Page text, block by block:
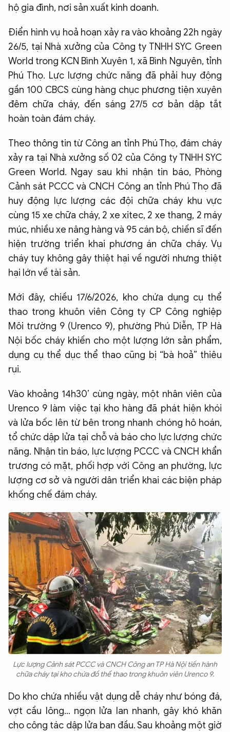
hộ gia đình, nơi sản xuất kinh doanh.
Điển hình vụ hoả hoạn xảy ra vào khoảng 22h ngày
26/5, tại Nhà xưởng của Công ty TNHH SYC Green
World trong KCN Bình Xuyên 1, xã Bình Nguyên, tỉnh
Phú Thọ. Lực lượng chức năng đã phải huy động
gần 100 CBCS cùng hàng chục phương tiện xuyên
đêm chữa cháy, đến sáng 27/5 cơ bản dập tắt
hoàn toàn đám cháy.
Theo thông tin từ Công an tỉnh Phú Thọ, đám cháy
xảy ra tại Nhà xưởng số 02 của Công ty TNHH SYC
Green World. Ngay sau khi nhận tin báo, Phòng
Cảnh sát PCCC và CNCH Công an tỉnh Phú Thọ đã
huy động lực lượng các đội chữa cháy khu vực
cùng 15 xe chữa cháy, 2 xe xitec, 2 xe thang, 2 máy
múc, nhiều xe nâng hàng và 95 cán bộ, chiến sĩ đến
hiện trường triển khai phương án chữa cháy. Vụ
cháy tuy không gây thiệt hại về người nhưng thiệt
hại lớn về tài sản.
Mới đây, chiều 17/6/2026, kho chứa dụng cụ thể
thao trong khuôn viên Công ty CP Công nghiệp
Môi trường 9 (Urenco 9), phường Phú Diễn, TP Hà
Nội bốc cháy khiến cho một lượng lớn sản phẩm,
dụng cụ thể dục thể thao cũng bị “bà hoả” thiêu
rụi.
Vào khoảng 14h30’ cùng ngày, một nhân viên của
Urenco 9 làm việc tại kho hàng đã phát hiện khói
và lửa bốc lên từ bên trong nhanh chóng hô hoán,
tổ chức dập lửa tại chỗ và báo cho lực lượng chức
năng. Nhận tin báo, lực lượng PCCC và CNCH khẩn
trương có mặt, phối hợp với Công an phường, lực
lượng cơ sở và người dân triển khai các biện pháp
khống chế đám cháy.
Lực lượng Cảnh sát PCCC và CNCH Công an TP Hà Nội tiến hành
chữa cháy tại kho chứa đồ thể thao trong khuôn viên Urenco 9.
Do kho chứa nhiều vật dụng dễ cháy như bóng đá,
vợt cầu lông… ngọn lửa lan nhanh, gây khó khăn
cho công tác dập lửa ban đầu. Sau khoảng một giờ